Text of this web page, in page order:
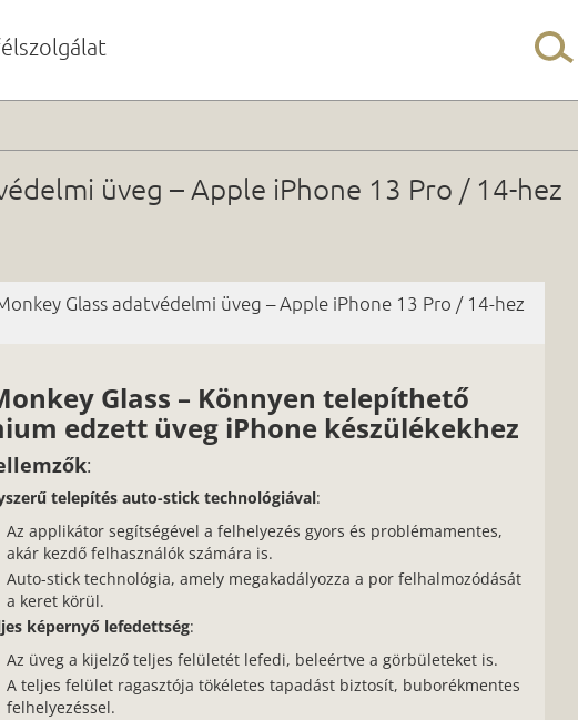
üveg – Apple iPhone 13 Pro / 14-hez
Glass adatvédelmi üveg – Apple iPhone 13 Pro / 14-hez
Glass – Könnyen telepíthető
edzett üveg iPhone készülékekhez
:
telepítés auto-stick technológiával:
Az applikátor segítségével a felhelyezés gyors és problémamentes,
akár kezdő felhasználók számára is.
Auto-stick technológia, amely megakadályozza a por felhalmozódását
a keret körül.
képernyő lefedettség:
Az üveg a kijelző teljes felületét lefedi, beleértve a görbületeket is.
A teljes felület ragasztója tökéletes tapadást biztosít, buborékmentes
felhelyezéssel.